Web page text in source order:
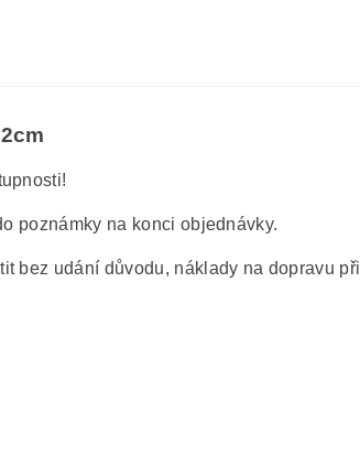
poznámky na konci objednávky.
bez udání důvodu, náklady na dopravu při